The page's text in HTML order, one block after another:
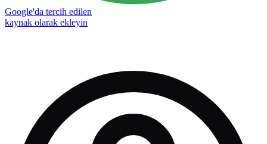
Google'da tercih edilen
kaynak olarak ekleyin